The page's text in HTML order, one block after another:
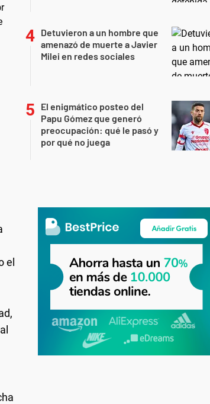
el
Detuvieron a un hombre que
amenazó de muerte a Javier
Milei en redes sociales
El enigmático posteo del
Papu Gómez que generó
preocupación: qué le pasó y
por qué no juega